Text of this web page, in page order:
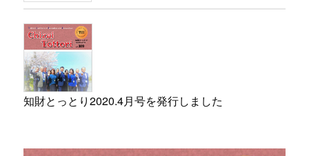
知財とっとり2020.4月号を発行しました